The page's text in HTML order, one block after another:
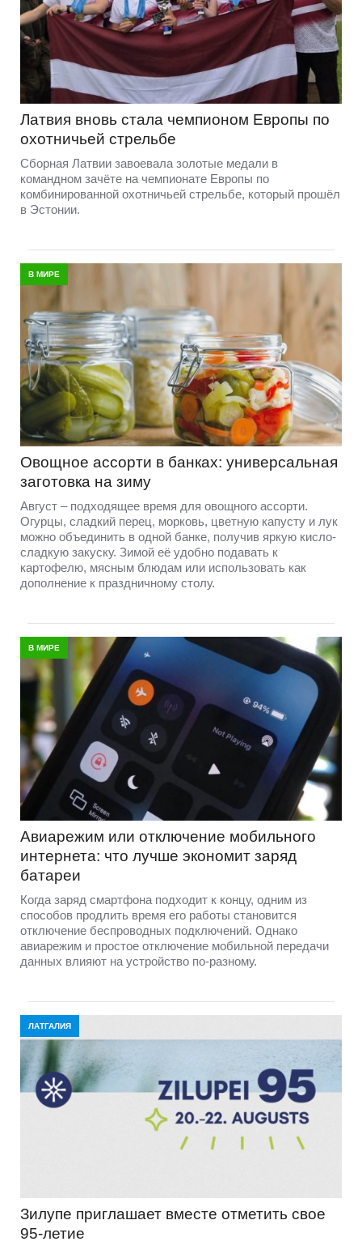
Латвия вновь стала чемпионом Европы по
охотничьей стрельбе
Сборная Латвии завоевала золотые медали в
командном зачёте на чемпионате Европы по
комбинированной охотничьей стрельбе, который прошёл
в Эстонии.
В МИРЕ
Овощное ассорти в банках: универсальная
заготовка на зиму
Август – подходящее время для овощного ассорти.
Огурцы, сладкий перец, морковь, цветную капусту и лук
можно объединить в одной банке, получив яркую кисло-
сладкую закуску. Зимой её удобно подавать к
картофелю, мясным блюдам или использовать как
дополнение к праздничному столу.
В МИРЕ
Авиарежим или отключение мобильного
интернета: что лучше экономит заряд
батареи
Когда заряд смартфона подходит к концу, одним из
способов продлить время его работы становится
отключение беспроводных подключений. Однако
авиарежим и простое отключение мобильной передачи
данных влияют на устройство по-разному.
ЛАТГАЛИЯ
Зилупе приглашает вместе отметить свое
95-летие